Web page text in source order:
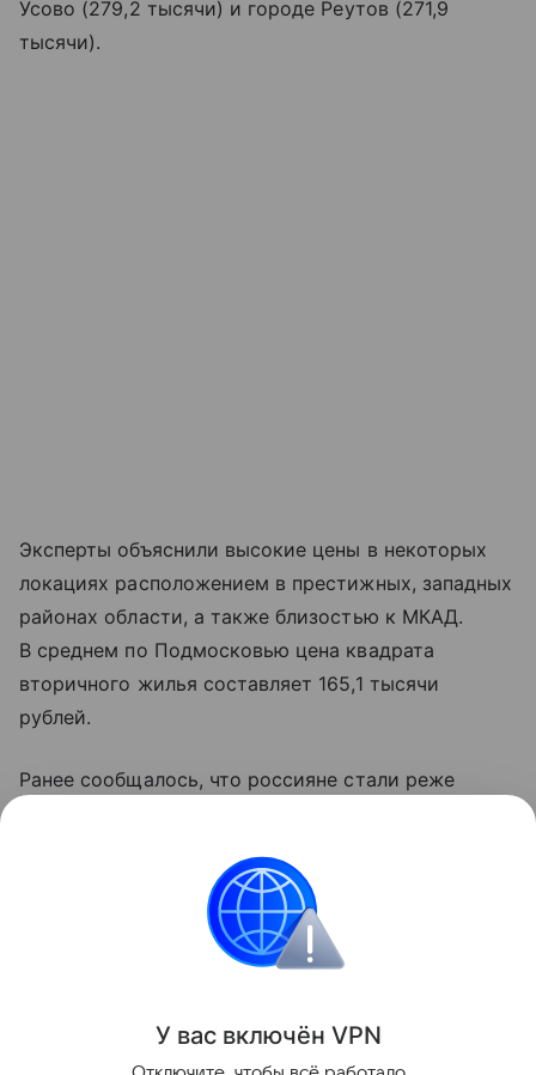
Усово (279,2 тысячи) и городе Реутов (271,9
тысячи).
Эксперты объяснили высокие цены в некоторых
локациях расположением в престижных, западных
районах области, а также близостью к МКАД.
В среднем по Подмосковью цена квадрата
вторичного жилья составляет 165,1 тысячи
рублей.
Ранее сообщалось, что россияне стали реже
за год показатель снизился на 2 п.п.
Городская недвижимость
Поделиться
У вас включён VPN